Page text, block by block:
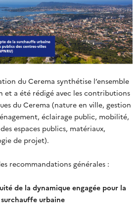
du Cerema synthétise l’ensemble
et a été rédigé avec les contributions
du Cerema (nature en ville, gestion
éclairage public, mobilité,
espaces publics, matériaux,
de projet).
recommandations générales :
de la dynamique engagée pour la
urbaine